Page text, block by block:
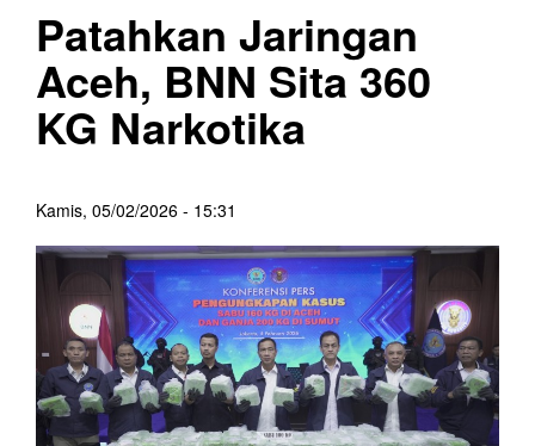
Patahkan Jaringan
Aceh, BNN Sita 360
KG Narkotika
Kamis, 05/02/2026 - 15:31